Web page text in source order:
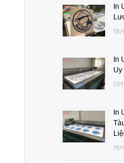
In
In
17/
In
19/